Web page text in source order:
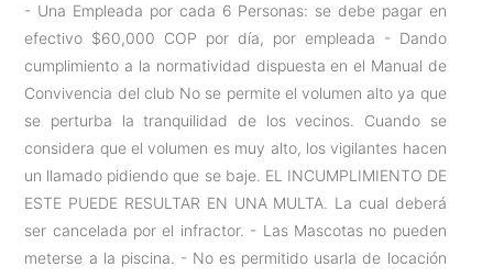
- Una Empleada por cada 6 Personas: se debe pagar en
efectivo $60,000 COP por día, por empleada - Dando
cumplimiento a la normatividad dispuesta en el Manual de
Convivencia del club No se permite el volumen alto ya que
se perturba la tranquilidad de los vecinos. Cuando se
considera que el volumen es muy alto, los vigilantes hacen
un llamado pidiendo que se baje. EL INCUMPLIMIENTO DE
ESTE PUEDE RESULTAR EN UNA MULTA. La cual deberá
ser cancelada por el infractor. - Las Mascotas no pueden
meterse a la piscina. - No es permitido usarla de locación